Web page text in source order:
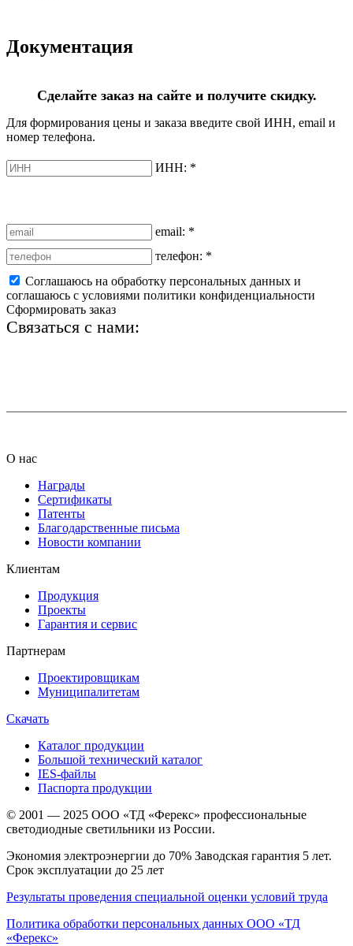
Документация
Сделайте заказ на сайте и получите скидку.
Для формирования цены и заказа введите свой ИНН, email и
номер телефона.
ИНН: *
email: *
телефон: *
Соглашаюсь на обработку персональных данных и
соглашаюсь с условиями политики конфиденциальности
Сформировать заказ
Связаться с нами:
О нас
Награды
Сертификаты
Патенты
Благодарственные письма
Новости компании
Клиентам
Продукция
Проекты
Гарантия и сервис
Партнерам
Проектировщикам
Муниципалитетам
Скачать
Каталог продукции
Большой технический каталог
IES-файлы
Паспорта продукции
© 2001 — 2025 ООО «ТД «Ферекс» профессиональные
светодиодные светильники из России.
Экономия электроэнергии до 70% Заводская гарантия 5 лет.
Срок эксплуатации до 25 лет
Результаты проведения специальной оценки условий труда
Политика обработки персональных данных ООО «ТД
«Ферекс»